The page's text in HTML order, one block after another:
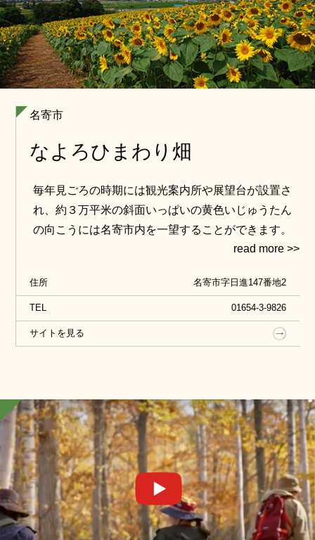
名寄市
なよろひまわり畑
毎年見ごろの時期には観光案内所や展望台が設置さ
れ、約３万平米の斜面いっぱいの黄色いじゅうたん
の向こうには名寄市内を一望することができます。
【8月上・中旬】※生育状況により前後します
住所 名寄市字日進147番地2
TEL 01654-3-9826
サイトを見る